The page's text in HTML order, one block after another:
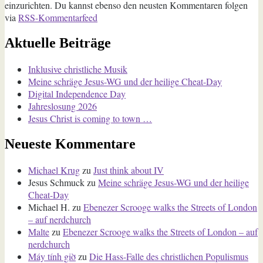
einzurichten. Du kannst ebenso den neusten Kommentaren folgen
via RSS-Kommentarfeed
Aktuelle Beiträge
Inklusive christliche Musik
Meine schräge Jesus-WG und der heilige Cheat-Day
Digital Independence Day
Jahreslosung 2026
Jesus Christ is coming to town …
Neueste Kommentare
Michael Krugzu Just think about IV
Jesus Schmuckzu Meine schräge Jesus-WG und der heilige
Cheat-Day
Michael H. zu Ebenezer Scrooge walks the Streets of London
– auf nerdchurch
Maltezu Ebenezer Scrooge walks the Streets of London – auf
nerdchurch
Máy tính giờzu Die Hass-Falle des christlichen Populismus